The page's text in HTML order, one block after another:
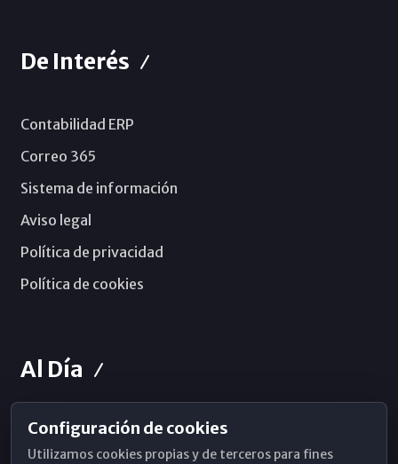
De Interés
Contabilidad ERP
Correo 365
Sistema de información
Aviso legal
Política de privacidad
Política de cookies
Al Día
Horarios de Misa
Configuración de cookies
Utilizamos cookies propias y de terceros para fines